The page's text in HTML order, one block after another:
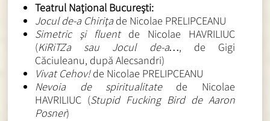
Teatrul Național București:
Jocul de-a Chiriţa de Nicolae PRELIPCEANU
Simetric şi fluent de Nicolae HAVRILIUC
(KiRiTZa sau Jocul de-a…, de Gigi
Căciuleanu, după Alecsandri)
Vivat Cehov!de Nicolae PRELIPCEANU
Nevoia de spiritualitate de Nicolae
HAVRILIUC (Stupid Fucking Bird de Aaron
Posner)